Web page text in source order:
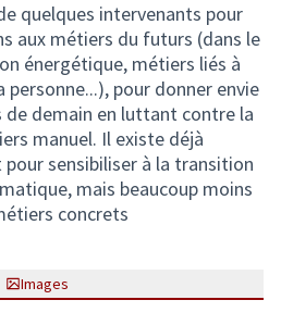
quelques intervenants pour
aux métiers du futurs (dans le
énergétique, métiers liés à
pour donner envie
de demain en luttant contre la
manuel. Il existe déjà
sensibiliser à la transition
mais beaucoup moins
concrets
Images